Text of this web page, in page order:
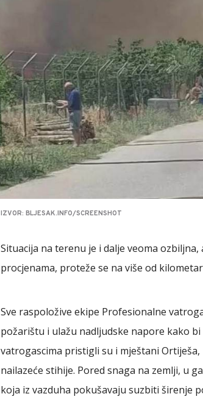
IZVOR: BLJESAK.INFO/SCREENSHOT
Situacija na terenu je i dalje veoma
procjenama, proteže se na više od
Sve raspoložive ekipe Profesionalne
požarištu i ulažu nadljudske napore kako
vatrogascima pristigli su i mještani
nailazeće stihije. Pored snaga na zemlji, u
koja iz vazduha pokušavaju suzbiti širenje